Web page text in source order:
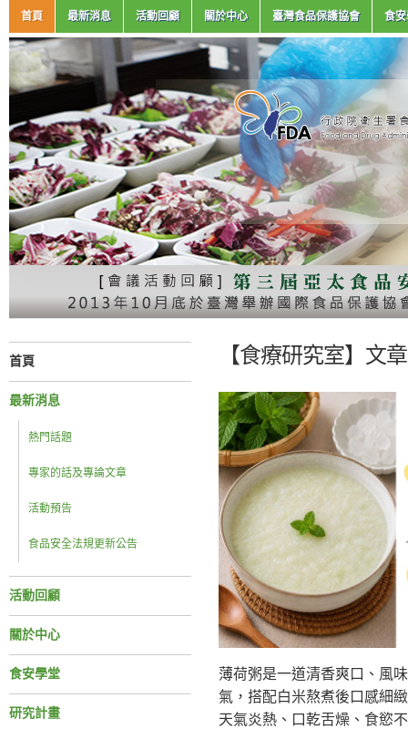
首頁 最新消息 活動回顧 關於中心 臺灣食品保護協會 食
首頁
最新消息
熱門話題
專家的話及專論文章
活動預告
食品安全法規更新公告
活動回顧
關於中心
食安學堂
研究計畫
【食療研究室】文
薄荷粥是一道清香爽口、風
氣，搭配白米熬煮後口感細
天氣炎熱、口乾舌燥、食慾